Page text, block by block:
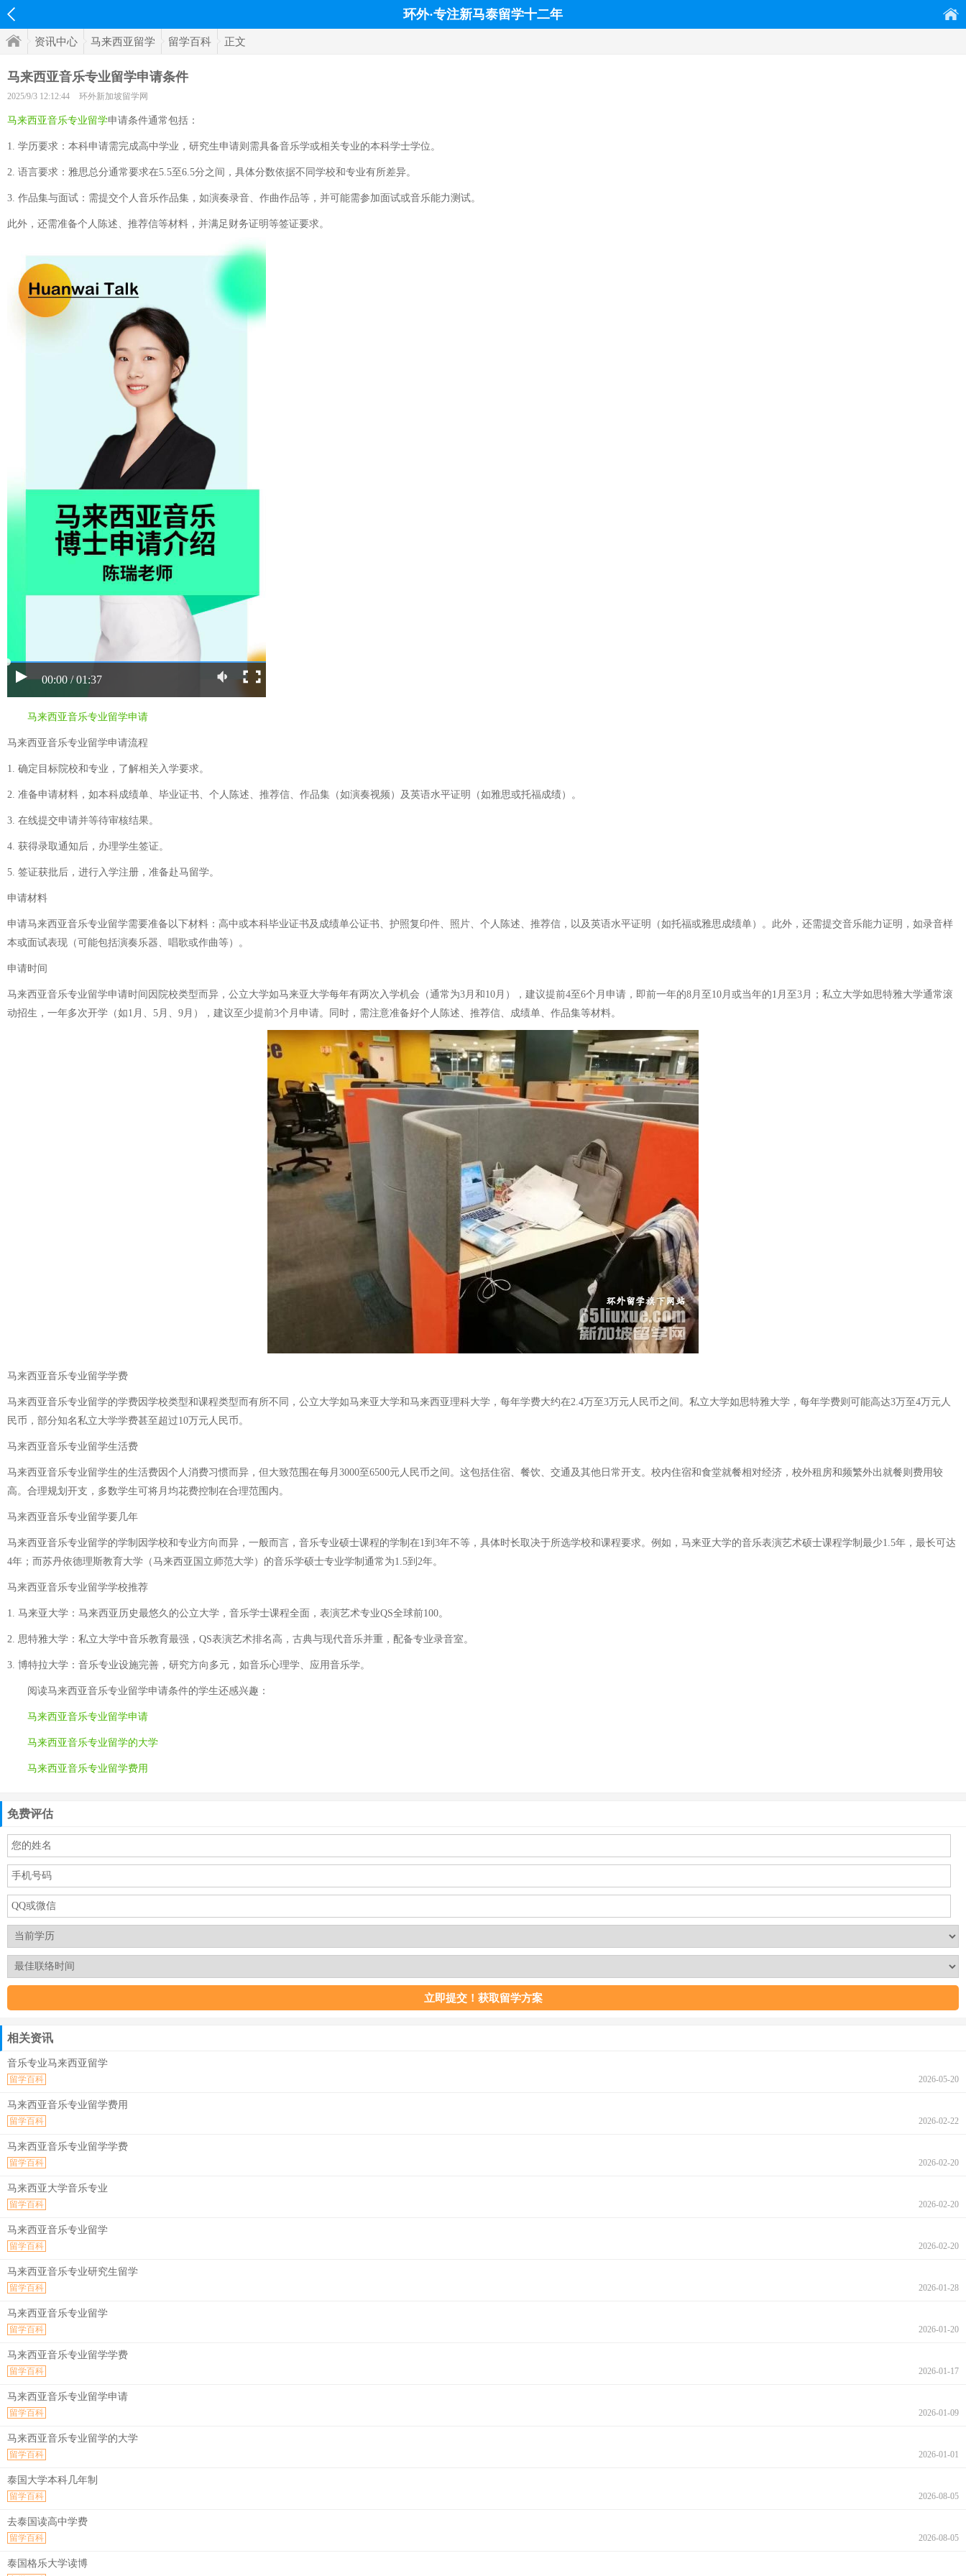
环外·专注新马泰留学十二年
资讯中心 马来西亚留学 留学百科 正文
马来西亚音乐专业留学申请条件
2025/9/3 12:12:44 环外新加坡留学网
马来西亚音乐专业留学申请条件通常包括：
1. 学历要求：本科申请需完成高中学业，研究生申请则需具备音乐学或相关专业的本科学士学位。
2. 语言要求：雅思总分通常要求在5.5至6.5分之间，具体分数依据不同学校和专业有所差异。
3. 作品集与面试：需提交个人音乐作品集，如演奏录音、作曲作品等，并可能需参加面试或音乐能力测试。
此外，还需准备个人陈述、推荐信等材料，并满足财务证明等签证要求。
00:00 / 01:37
马来西亚音乐专业留学申请
马来西亚音乐专业留学申请流程
1. 确定目标院校和专业，了解相关入学要求。
2. 准备申请材料，如本科成绩单、毕业证书、个人陈述、推荐信、作品集（如演奏视频）及英语水平证明（如雅思或托福成绩）。
3. 在线提交申请并等待审核结果。
4. 获得录取通知后，办理学生签证。
5. 签证获批后，进行入学注册，准备赴马留学。
申请材料
申请马来西亚音乐专业留学需要准备以下材料：高中或本科毕业证书及成绩单公证书、护照复印件、照片、个人陈述、推荐信，以及英语水平证明（如托福或雅思成绩单）。此外，还需提交音乐能力证明，如录音样
本或面试表现（可能包括演奏乐器、唱歌或作曲等）。
申请时间
马来西亚音乐专业留学申请时间因院校类型而异，公立大学如马来亚大学每年有两次入学机会（通常为3月和10月），建议提前4至6个月申请，即前一年的8月至10月或当年的1月至3月；私立大学如思特雅大学通常滚
动招生，一年多次开学（如1月、5月、9月），建议至少提前3个月申请。同时，需注意准备好个人陈述、推荐信、成绩单、作品集等材料。
马来西亚音乐专业留学学费
马来西亚音乐专业留学的学费因学校类型和课程类型而有所不同，公立大学如马来亚大学和马来西亚理科大学，每年学费大约在2.4万至3万元人民币之间。私立大学如思特雅大学，每年学费则可能高达3万至4万元人
民币，部分知名私立大学学费甚至超过10万元人民币。
马来西亚音乐专业留学生活费
马来西亚音乐专业留学生的生活费因个人消费习惯而异，但大致范围在每月3000至6500元人民币之间。这包括住宿、餐饮、交通及其他日常开支。校内住宿和食堂就餐相对经济，校外租房和频繁外出就餐则费用较
高。合理规划开支，多数学生可将月均花费控制在合理范围内。
马来西亚音乐专业留学要几年
马来西亚音乐专业留学的学制因学校和专业方向而异，一般而言，音乐专业硕士课程的学制在1到3年不等，具体时长取决于所选学校和课程要求。例如，马来亚大学的音乐表演艺术硕士课程学制最少1.5年，最长可达
4年；而苏丹依德理斯教育大学（马来西亚国立师范大学）的音乐学硕士专业学制通常为1.5到2年。
马来西亚音乐专业留学学校推荐
1. 马来亚大学：马来西亚历史最悠久的公立大学，音乐学士课程全面，表演艺术专业QS全球前100。
2. 思特雅大学：私立大学中音乐教育最强，QS表演艺术排名高，古典与现代音乐并重，配备专业录音室。
3. 博特拉大学：音乐专业设施完善，研究方向多元，如音乐心理学、应用音乐学。
阅读马来西亚音乐专业留学申请条件的学生还感兴趣：
马来西亚音乐专业留学申请
马来西亚音乐专业留学的大学
马来西亚音乐专业留学费用
免费评估
相关资讯
音乐专业马来西亚留学
2026-05-20
留学百科
马来西亚音乐专业留学费用
2026-02-22
留学百科
马来西亚音乐专业留学学费
2026-02-20
留学百科
马来西亚大学音乐专业
2026-02-20
留学百科
马来西亚音乐专业留学
2026-02-20
留学百科
马来西亚音乐专业研究生留学
2026-01-28
留学百科
马来西亚音乐专业留学
2026-01-20
留学百科
马来西亚音乐专业留学学费
2026-01-17
留学百科
马来西亚音乐专业留学申请
2026-01-09
留学百科
马来西亚音乐专业留学的大学
2026-01-01
留学百科
泰国大学本科几年制
2026-08-05
留学百科
去泰国读高中学费
2026-08-05
留学百科
泰国格乐大学读博